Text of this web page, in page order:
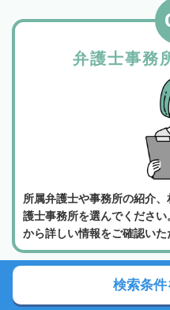
弁護士事務
所属弁護士や事務所の紹介
護士事務所を選んでくださ
から詳しい情報をご確認いた
検索条